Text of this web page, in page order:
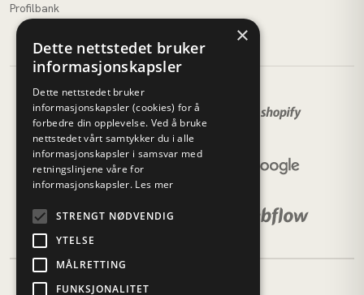
Profilbank
×
Dette nettstedet bruker
informasjonskapsler
Dette nettstedet bruker
informasjonskapsler (cookies) for å
forbedre din opplevelse. Ved å bruke
nettstedet vårt samtykker du i alle
informasjonskapsler i samsvar med
retningslinjene våre for
informasjonskapsler. Les mer
STRENGT NØDVENDIG
YTELSE
MÅLRETTING
FUNKSJONALITET